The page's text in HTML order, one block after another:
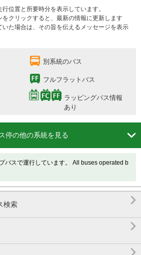
位置と所要時分を表示しています。
をクリックすると、最新の情報に更新します
た場合は、その旨を伝えるメッセージを表示
別系統のバス
フルフラットバス
ラッピングバス情報
あり
停の他の系統を見る 
バスで運行しています。 All buses operated b
検索 
